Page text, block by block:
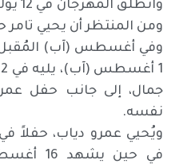
ومن المنتظر أن يحيي تامر حسني، في
وفي أغسطس (آب) المُقبل،
جمال، إلى جانب حفل
نفسه.
في حين